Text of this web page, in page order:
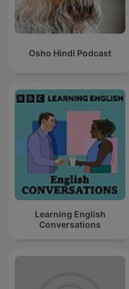
Osho Hindi Podcast
Learning English
Conversations